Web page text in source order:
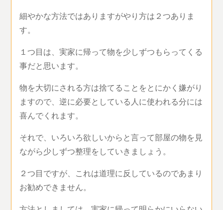
細やかな方法ではありますがやり方は２つありま
す。
１つ目は、実家に帰って物を少しずつもらってくる
事だと思います。
物を大切にされる方は捨てることをとにかく嫌がり
ますので、逆に必要としている人に使われる分には
喜んでくれます。
それで、いろいろ欲しいからと言って部屋の物を見
ながら少しずつ整理をしていきましょう。
２つ目ですが、これは道理に反しているのであまり
お勧めできません。